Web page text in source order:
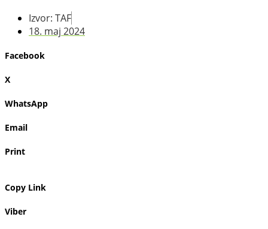
Izvor: TAF
18. maj 2024
Facebook
X
WhatsApp
Email
Print
Copy Link
Viber